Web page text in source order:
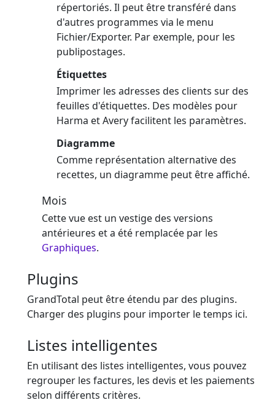
répertoriés. Il peut être transféré dans
d'autres programmes via le menu
Fichier/Exporter. Par exemple, pour les
publipostages.
Étiquettes
Imprimer les adresses des clients sur des
feuilles d'étiquettes. Des modèles pour
Harma et Avery facilitent les paramètres.
Diagramme
Comme représentation alternative des
recettes, un diagramme peut être affiché.
Mois
Cette vue est un vestige des versions
antérieures et a été remplacée par les
Graphiques.
Plugins
GrandTotal peut être étendu par des plugins.
Charger des plugins pour importer le temps ici.
Listes intelligentes
En utilisant des listes intelligentes, vous pouvez
regrouper les factures, les devis et les paiements
selon différents critères.